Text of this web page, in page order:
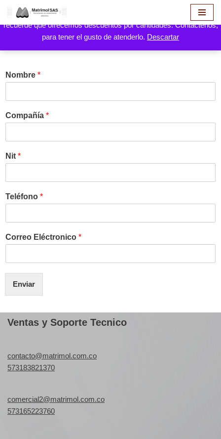
Hola! aquí puede hacer solicitud de cotización de sus productos,
recuerde que ofrecemos descuentos por cantidades. Contáctenos,
para tener el gusto de atenderlo. Descartar
Saltar
contenido
Certificado ISO 9000-2015
Nombre *
Compañía *
Nit *
Teléfono *
Correo Eléctronico *
Enviar
Ventas y Soporte Tecnico
contacto@matrimol.com.co
573183821370
comercial2@matrimol.com.co
573165223760